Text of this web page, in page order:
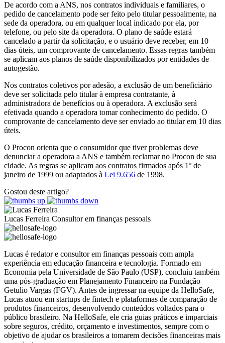
De acordo com a ANS, nos contratos individuais e familiares, o
pedido de cancelamento pode ser feito pelo titular pessoalmente, na
sede da operadora, ou em qualquer local indicado por ela, por
telefone, ou pelo site da operadora. O plano de saúde estará
cancelado a partir da solicitação, e o usuário deve receber, em 10
dias úteis, um comprovante de cancelamento. Essas regras também
se aplicam aos planos de saúde disponibilizados por entidades de
autogestão.
Nos contratos coletivos por adesão, a exclusão de um beneficiário
deve ser solicitada pelo titular à empresa contratante, à
administradora de benefícios ou à operadora. A exclusão será
efetivada quando a operadora tomar conhecimento do pedido. O
comprovante de cancelamento deve ser enviado ao titular em 10 dias
úteis.
O Procon orienta que o consumidor que tiver problemas deve
denunciar a operadora a ANS e também reclamar no Procon de sua
cidade. As regras se aplicam aos contratos firmados após 1º de
janeiro de 1999 ou adaptados à Lei 9.656 de 1998.
Gostou deste artigo?
Lucas Ferreira Consultor em finanças pessoais
Lucas é redator e consultor em finanças pessoais com ampla
experiência em educação financeira e tecnologia. Formado em
Economia pela Universidade de São Paulo (USP), concluiu também
uma pós-graduação em Planejamento Financeiro na Fundação
Getulio Vargas (FGV). Antes de ingressar na equipe da HelloSafe,
Lucas atuou em startups de fintech e plataformas de comparação de
produtos financeiros, desenvolvendo conteúdos voltados para o
público brasileiro. Na HelloSafe, ele cria guias práticos e imparciais
sobre seguros, crédito, orçamento e investimentos, sempre com o
objetivo de ajudar os brasileiros a tomarem decisões financeiras mais